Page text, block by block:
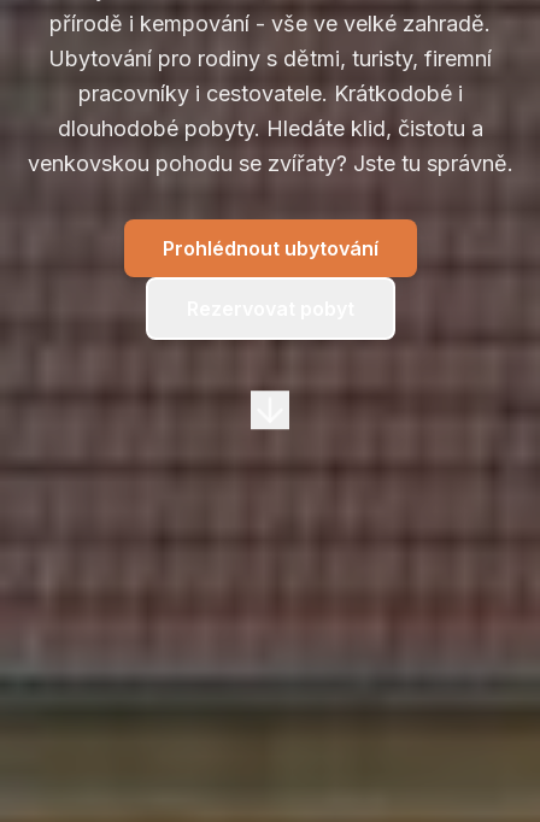
přírodě i kempování - vše ve velké zahradě.
Ubytování pro rodiny s dětmi, turisty, firemní
pracovníky i cestovatele. Krátkodobé i
dlouhodobé pobyty. Hledáte klid, čistotu a
venkovskou pohodu se zvířaty? Jste tu správně.
Prohlédnout ubytování